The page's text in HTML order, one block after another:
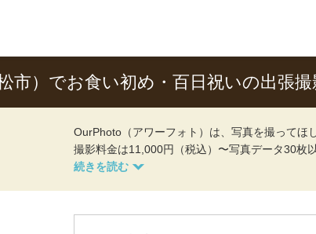
市）でお食い初め・百日祝いの出張
OurPhoto（アワーフォト）は、写真を撮ってほ
撮影料金は11,000円（税込）〜写真データ30枚